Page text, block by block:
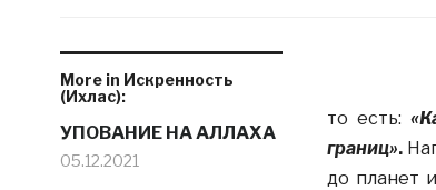
More in Искренность
(Ихлас):
УПОВАНИЕ НА АЛЛАХА
05.12.2021
то есть:
границ».
до планет